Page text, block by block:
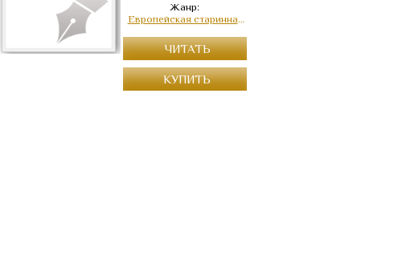
Жанр:
Европейская старинная литература
ЧИТАТЬ
КУПИТЬ